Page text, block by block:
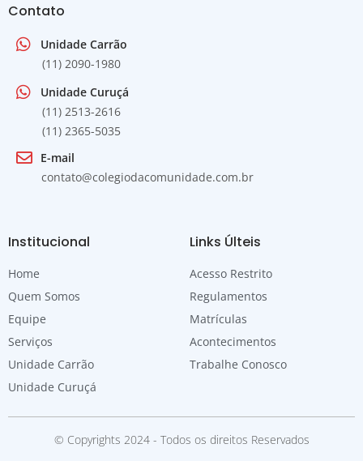
Contato
Unidade Carrão
(11) 2090-1980
Unidade Curuçá
(11) 2513-2616
(11) 2365-5035
E-mail
contato@colegiodacomunidade.com.br
Institucional
Home
Quem Somos
Equipe
Serviços
Unidade Carrão
Unidade Curuçá
Links Últeis
Acesso Restrito
Regulamentos
Matrículas
Acontecimentos
Trabalhe Conosco
© Copyrights 2024 - Todos os direitos Reservados